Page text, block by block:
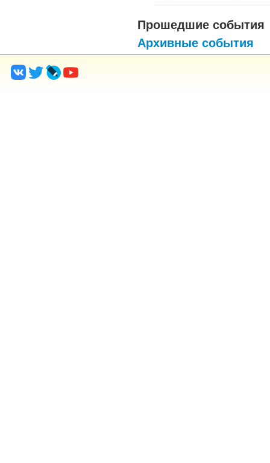
Прошедшие события
Архивные события